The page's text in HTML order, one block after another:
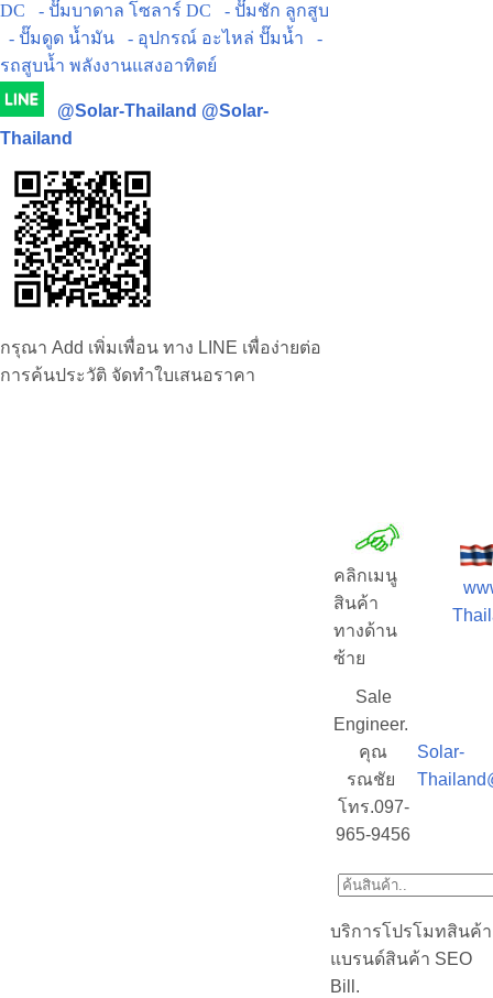
DC
- ปั๊มบาดาล โซลาร์ DC
- ปั๊มชัก ลูกสูบ
- ปั๊มดูด น้ำมัน
- อุปกรณ์ อะไหล่ ปั๊มน้ำ
-
รถสูบน้ำ พลังงานแสงอาทิตย์
@Solar-Thailand @Solar-
Thailand
กรุณา Add เพิ่มเพื่อน ทาง LINE เพื่อง่ายต่อ
การค้นประวัติ จัดทำใบเสนอราคา
คลิกเมนู
สินค้า
ทางด้าน
ซ้าย
Sale
Engineer.
คุณ
รณชัย
โทร.097-
965-9456
Solar-
บริการโปรโมทสินค้า
แบรนด์สินค้า SEO
Bill.